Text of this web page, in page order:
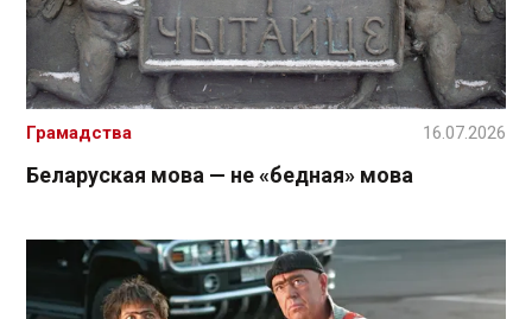
Беларуская мова — не «бедная» мова
Грамадства 16.07.2026